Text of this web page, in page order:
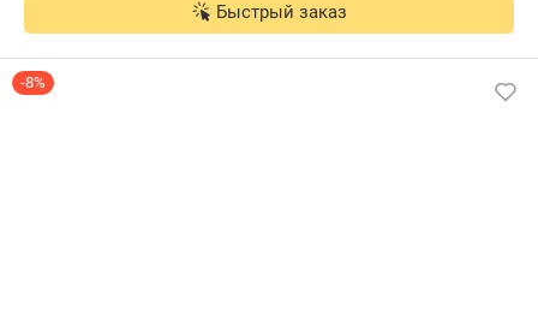
Быстрый заказ
-8%